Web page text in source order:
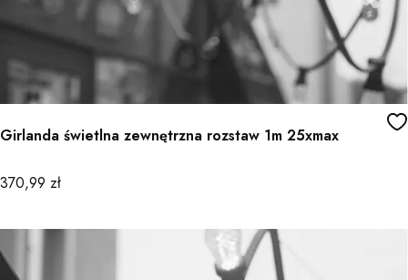
Girlanda świetlna zewnętrzna rozstaw 1m 25xmax
Cena
370,99 zł